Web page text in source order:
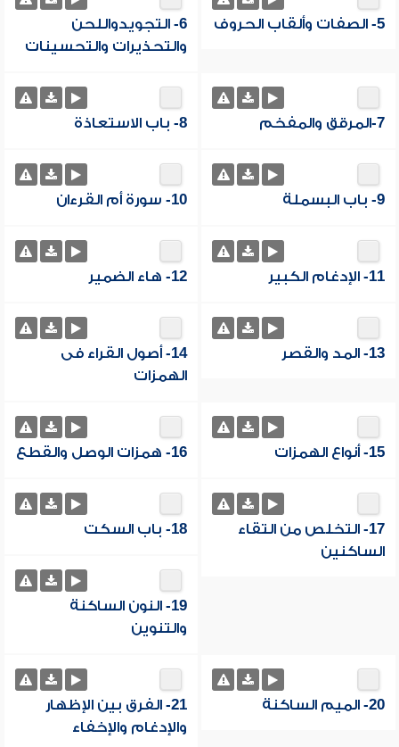
5- الصفات وألقاب الحروف
6- التجويدواللحن
والتحذيرات والتحسينات
7-المرقق والمفخم 8- باب الاستعاذة
9- باب البسملة 10- سورة أم القرءان
11- الإدغام الكبير 12- هاء الضمير
13- المد والقصر
14- أصول القراء فى
الهمزات
15- أنواع الهمزات 16- همزات الوصل والقطع
17- التخلص من التقاء
الساكنين
18- باب السكت
19- النون الساكنة
والتنوين
20- الميم الساكنة
21- الفرق بين الإظهار
والإدغام والإخفاء